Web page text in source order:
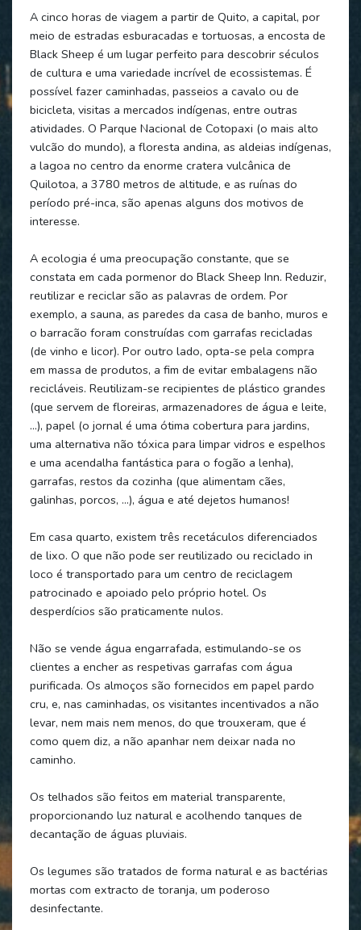
A cinco horas de viagem a partir de Quito, a capital, por
meio de estradas esburacadas e tortuosas, a encosta de
Black Sheep é um lugar perfeito para descobrir séculos
de cultura e uma variedade incrível de ecossistemas. É
possível fazer caminhadas, passeios a cavalo ou de
bicicleta, visitas a mercados indígenas, entre outras
atividades. O Parque Nacional de Cotopaxi (o mais alto
vulcão do mundo), a floresta andina, as aldeias indígenas,
a lagoa no centro da enorme cratera vulcânica de
Quilotoa, a 3780 metros de altitude, e as ruínas do
período pré-inca, são apenas alguns dos motivos de
interesse.
A ecologia é uma preocupação constante, que se
constata em cada pormenor do Black Sheep Inn. Reduzir,
reutilizar e reciclar são as palavras de ordem. Por
exemplo, a sauna, as paredes da casa de banho, muros e
o barracão foram construídas com garrafas recicladas
(de vinho e licor). Por outro lado, opta-se pela compra
em massa de produtos, a fim de evitar embalagens não
recicláveis. Reutilizam-se recipientes de plástico grandes
(que servem de floreiras, armazenadores de água e leite,
…), papel (o jornal é uma ótima cobertura para jardins,
uma alternativa não tóxica para limpar vidros e espelhos
e uma acendalha fantástica para o fogão a lenha),
garrafas, restos da cozinha (que alimentam cães,
galinhas, porcos, …), água e até dejetos humanos!
Em casa quarto, existem três recetáculos diferenciados
de lixo. O que não pode ser reutilizado ou reciclado in
loco é transportado para um centro de reciclagem
patrocinado e apoiado pelo próprio hotel. Os
desperdícios são praticamente nulos.
Não se vende água engarrafada, estimulando-se os
clientes a encher as respetivas garrafas com água
purificada. Os almoços são fornecidos em papel pardo
cru, e, nas caminhadas, os visitantes incentivados a não
levar, nem mais nem menos, do que trouxeram, que é
como quem diz, a não apanhar nem deixar nada no
caminho.
Os telhados são feitos em material transparente,
proporcionando luz natural e acolhendo tanques de
decantação de águas pluviais.
Os legumes são tratados de forma natural e as bactérias
mortas com extracto de toranja, um poderoso
desinfectante.